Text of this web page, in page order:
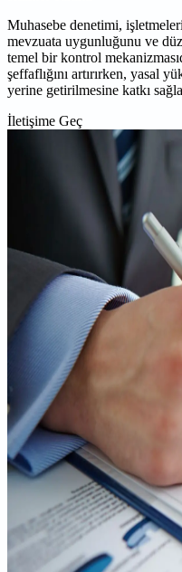
Muhasebe denetimi,
mevzuata uygunluğunu ve
temel bir kontrol
şeffaflığını artırırken, yasal
yerine getirilmesine katkı
İletişime Geç